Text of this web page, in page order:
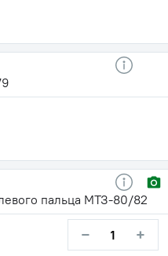
пальца МТЗ-80/82
− +